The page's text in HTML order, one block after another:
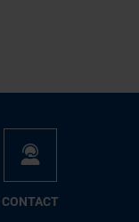
CON­TA­CT